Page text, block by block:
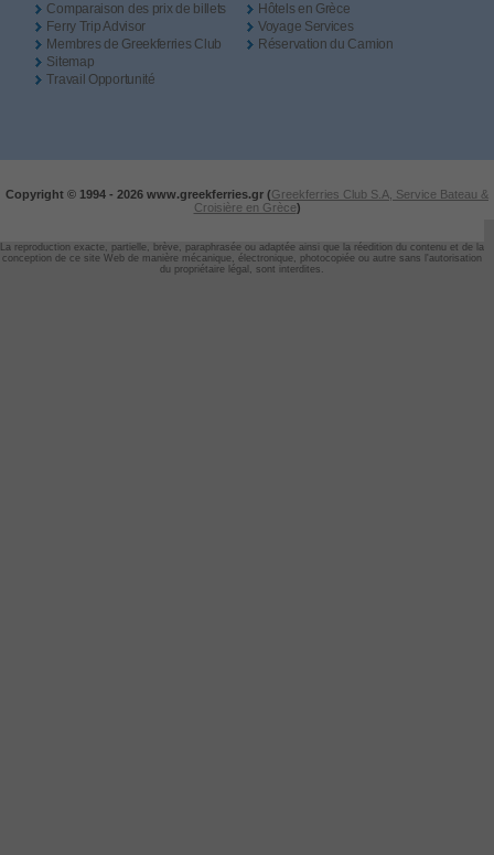
Comparaison des prix de billets
Ferry Trip Advisor
Membres de Greekferries Club
Sitemap
Travail Opportunité
Hôtels en Grèce
Voyage Services
Réservation du Camion
Copyright © 1994 - 2026 www.greekferries.gr (Greekferries Club S.A, Service Bateau &
Croisière en Grèce)
La reproduction exacte, partielle, brève, paraphrasée ou adaptée ainsi que la réedition du contenu et de la
conception de ce site Web de manière mécanique, électronique, photocopiée ou autre sans l'autorisation
du propriétaire légal, sont interdites.